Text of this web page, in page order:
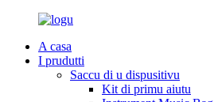
A casa
I prudutti
Saccu di u dispusitivu
Kit di primu aiutu